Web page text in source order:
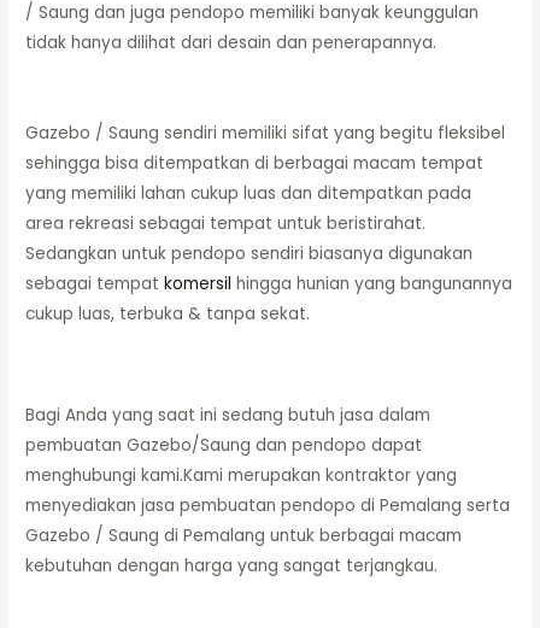
/ Saung dan juga pendopo memiliki banyak keunggulan
tidak hanya dilihat dari desain dan penerapannya.
Gazebo / Saung sendiri memiliki sifat yang begitu fleksibel
sehingga bisa ditempatkan di berbagai macam tempat
yang memiliki lahan cukup luas dan ditempatkan pada
area rekreasi sebagai tempat untuk beristirahat.
Sedangkan untuk pendopo sendiri biasanya digunakan
sebagai tempatkomersil hingga hunian yang bangunannya
cukup luas, terbuka & tanpa sekat.
Bagi Anda yang saat ini sedang butuh jasa dalam
pembuatan Gazebo/Saung dan pendopo dapat
menghubungi kami.Kami merupakan kontraktor yang
menyediakan jasa pembuatan pendopo di Pemalang serta
Gazebo / Saung di Pemalang untuk berbagai macam
kebutuhan dengan harga yang sangat terjangkau.